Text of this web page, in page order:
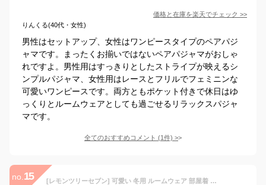
価格と在庫を楽天でチェック >>
りんくる(40代・女性)
男性はセットアップ、女性はワンピースタイプのペアパジ
ャマです。まったくお揃いではないペアパジャマがおしゃ
れですよ。男性用はすっきりとしたストライプが映えるシ
ンプルパジャマ、女性用はレースとフリルでフェミニンな
可愛いワンピースです。両方ともポケット付きで休日はゆ
っくりとルームウェアとしても過ごせるリラックスパジャ
マです。
全てのおすすめコメント (1件) >
no. 15 [レモンツリーセブン] 可愛い 冬用 ルームウェア 部屋着 レディース メンズ カップル 部屋着 もこもこ ルームウェア 上下セット ペアパジャマ ギフト 結婚祝い プレゼント ペアパジャマ ポケット 暖かい ダック キャラクター